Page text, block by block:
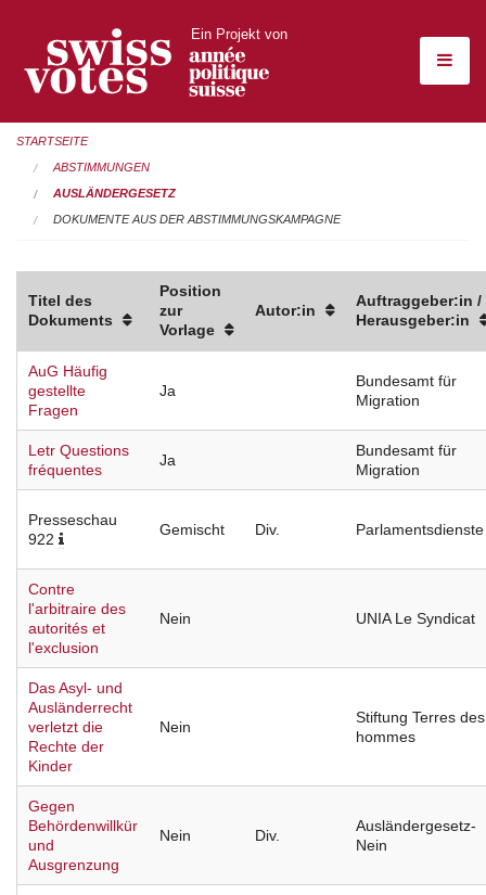
Ein Projekt von
STARTSEITE
ABSTIMMUNGEN
AUSLÄNDERGESETZ
DOKUMENTE AUS DER ABSTIMMUNGSKAMPAGNE
Titel des
Dokuments
Position
zur
Vorlage
Autor:in
Auftraggeber:in /
Herausgeber:in
AuG Häufig
gestellte
Fragen
Ja
Bundesamt für
Migration
Letr Questions
fréquentes
Ja
Bundesamt für
Migration
Presseschau
922
Gemischt Div. Parlamentsdienste
Contre
l'arbitraire des
autorités et
l'exclusion
Nein UNIA Le Syndicat
Das Asyl- und
Ausländerrecht
verletzt die
Rechte der
Kinder
Nein
Stiftung Terres des
hommes
Gegen
Behördenwillkür
und
Ausgrenzung
Nein Div.
Ausländergesetz-
Nein